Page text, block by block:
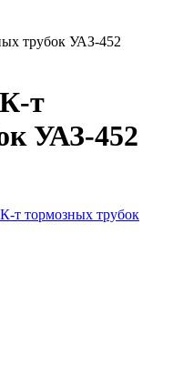
трубок УАЗ-452
т
УАЗ-452